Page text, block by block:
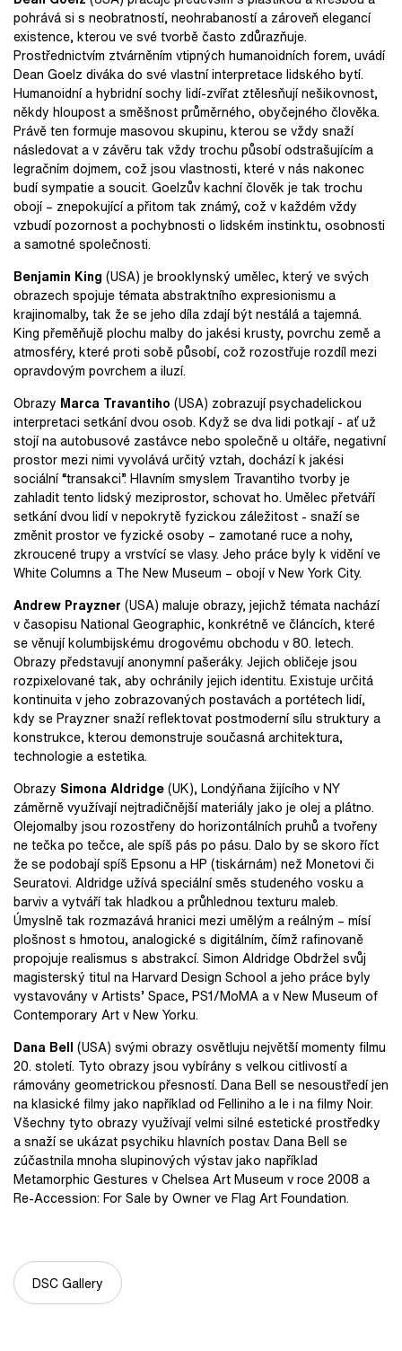
pohrává si s neobratností, neohrabaností a zároveň elegancí
existence, kterou ve své tvorbě často zdůrazňuje.
Prostřednictvím ztvárněním vtipných humanoidních forem, uvádí
Dean Goelz diváka do své vlastní interpretace lidského bytí.
Humanoidní a hybridní sochy lidí-zvířat ztělesňují nešikovnost,
někdy hloupost a směšnost průměrného, obyčejného člověka.
Právě ten formuje masovou skupinu, kterou se vždy snaží
následovat a v závěru tak vždy trochu působí odstrašujícím a
legračním dojmem, což jsou vlastnosti, které v nás nakonec
budí sympatie a soucit. Goelzův kachní člověk je tak trochu
obojí – znepokující a přitom tak známý, což v každém vždy
vzbudí pozornost a pochybnosti o lidském instinktu, osobnosti
a samotné společnosti.
Benjamin King (USA) je brooklynský umělec, který ve svých
obrazech spojuje témata abstraktního expresionismu a
krajinomalby, tak že se jeho díla zdají být nestálá a tajemná.
King přeměňujě plochu malby do jakési krusty, povrchu země a
atmosféry, které proti sobě působí, což rozostřuje rozdíl mezi
opravdovým povrchem a iluzí.
Obrazy Marca Travantiho (USA) zobrazují psychadelickou
interpretaci setkání dvou osob. Když se dva lidi potkají - ať už
stojí na autobusové zastávce nebo společně u oltáře, negativní
prostor mezi nimi vyvolává určitý vztah, dochází k jakési
sociální “transakci”. Hlavním smyslem Travantiho tvorby je
zahladit tento lidský meziprostor, schovat ho. Umělec přetváří
setkání dvou lidí v nepokrytě fyzickou záležitost - snaží se
změnit prostor ve fyzické osoby – zamotané ruce a nohy,
zkroucené trupy a vrstvící se vlasy. Jeho práce byly k vidění ve
White Columns a The New Museum – obojí v New York City.
Andrew Prayzner (USA) maluje obrazy, jejichž témata nachází
v časopisu National Geographic, konkrétně ve článcích, které
se věnují kolumbijskému drogovému obchodu v 80. letech.
Obrazy představují anonymní pašeráky. Jejich obličeje jsou
rozpixelované tak, aby ochránily jejich identitu. Existuje určitá
kontinuita v jeho zobrazovaných postavách a portétech lidí,
kdy se Prayzner snaží reflektovat postmoderní sílu struktury a
konstrukce, kterou demonstruje současná architektura,
technologie a estetika.
Obrazy Simona Aldridge(UK), Londýňana žijícího v NY
záměrně využívají nejtradičnější materiály jako je olej a plátno.
Olejomalby jsou rozostřeny do horizontálních pruhů a tvořeny
ne tečka po tečce, ale spíš pás po pásu. Dalo by se skoro říct
že se podobají spíš Epsonu a HP (tiskárnám) než Monetovi či
Seuratovi. Aldridge užívá speciální směs studeného vosku a
barviv a vytváří tak hladkou a průhlednou texturu maleb.
Úmyslně tak rozmazává hranici mezi umělým a reálným – mísí
plošnost s hmotou, analogické s digitálním, čímž rafinovaně
propojuje realismus s abstrakcí. Simon Aldridge Obdržel svůj
magisterský titul na Harvard Design School a jeho práce byly
vystavovány v Artists’ Space, PS1/MoMA a v New Museum of
Contemporary Art v New Yorku.
Dana Bell (USA) svými obrazy osvětluju největší momenty filmu
20. století. Tyto obrazy jsou vybírány s velkou citlivostí a
rámovány geometrickou přesností. Dana Bell se nesoustředí jen
na klasické filmy jako například od Felliniho a le i na filmy Noir.
Všechny tyto obrazy využívají velmi silné estetické prostředky
a snaží se ukázat psychiku hlavních postav. Dana Bell se
zúčastnila mnoha slupinových výstav jako například
Metamorphic Gestures v Chelsea Art Museum v roce 2008 a
Re-Accession: For Sale by Owner ve Flag Art Foundation.
DSC Gallery